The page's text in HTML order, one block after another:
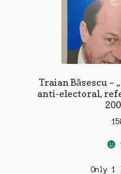
Traian Băsescu –
anti-electoral,
Only